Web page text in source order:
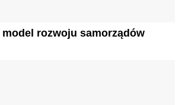
rozwoju samorządów